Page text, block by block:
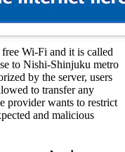
Wi-Fi and it is called
to Nishi-Shinjuku metro
by the server, users
to transfer any
provider wants to restrict
and malicious